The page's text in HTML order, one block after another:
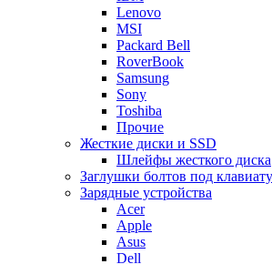
Lenovo
MSI
Packard Bell
RoverBook
Samsung
Sony
Toshiba
Прочие
Жесткие диски и SSD
Шлейфы жесткого диска
Заглушки болтов под
Зарядные устройства
Acer
Apple
Asus
Dell